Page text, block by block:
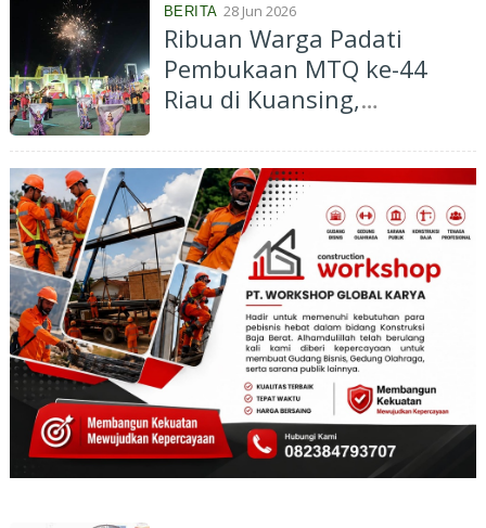
BERITA 28 Jun 2026
Ribuan Warga Padati
Pembukaan MTQ ke-44
Riau di Kuansing,
Budaya Melayu